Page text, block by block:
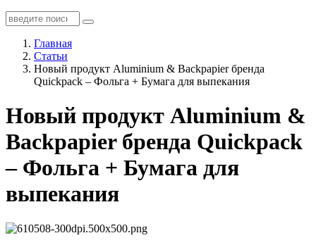
Главная
Статьи
Новый продукт Aluminium & Backpapier бренда
Quickpack – Фольга + Бумага для выпекания
Новый продукт Aluminium &
Backpapier бренда Quickpack
– Фольга + Бумага для
выпекания